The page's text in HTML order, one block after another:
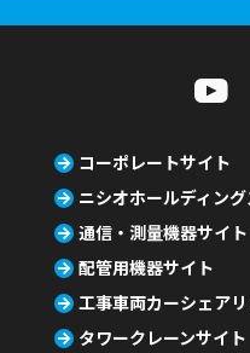
コーポレートサイト
ニシオホールディン
通信・測量機器サイト
配管用機器サイト
工事車両カーシェア
タワークレーンサイト